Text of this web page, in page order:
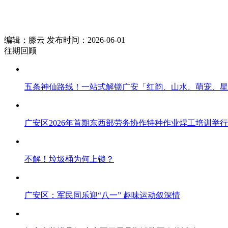
编辑：滕云 发布时间：2026-06-01
往期回顾
五条神仙路线！一站式解锁广安「红韵、山水、萌宠、
广安区2026年首期东西部劳务协作特种作业焊工培训举行
不解！垃圾桶为何上锁？
广安区：军民同乐迎“八一” 趣味运动叙深情